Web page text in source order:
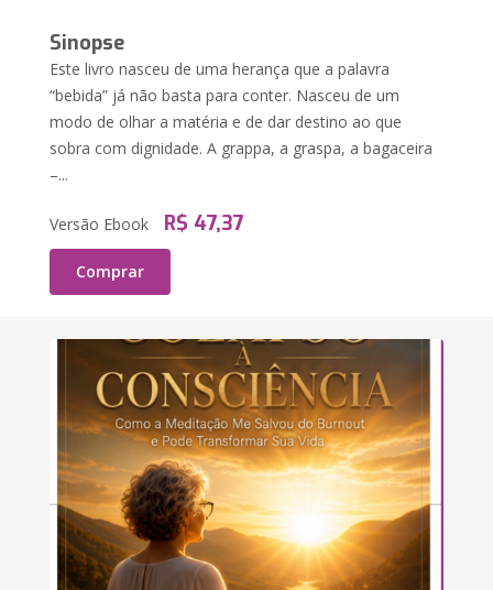
Sinopse
Este livro nasceu de uma herança que a palavra
“bebida” já não basta para conter. Nasceu de um
modo de olhar a matéria e de dar destino ao que
sobra com dignidade. A grappa, a graspa, a bagaceira
–...
Versão Ebook R$ 47,37
Comprar